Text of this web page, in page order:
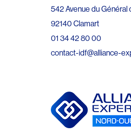
542 Avenue du Général
92140 Clamart
01 34 42 80 00
contact-idf@alliance-